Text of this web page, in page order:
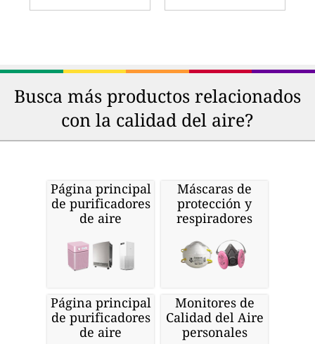
Busca más productos relacionados
con la calidad del aire?
Página principal
de purificadores
de aire
Máscaras de
protección y
respiradores
Página principal
de purificadores
de aire
Monitores de
Calidad del Aire
personales